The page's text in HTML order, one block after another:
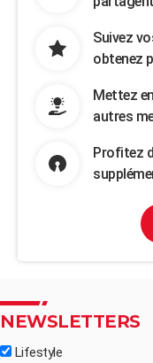
Suivez
obtenez
Mettez
autres
Profitez
NEWSLETTERS
Lifestyle